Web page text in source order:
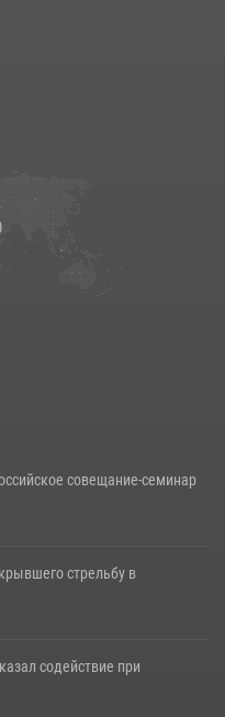
по обобщению
совещание-семинар
стрельбу в
содействие при